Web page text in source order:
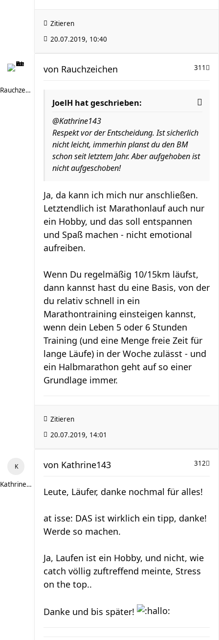
Zitieren
20.07.2019, 10:40
Rauchzeichen
311
von Rauchzeichen
JoelH hat geschrieben:
@Kathrine143
Respekt vor der Entscheidung. Ist sicherlich
nicht leicht, immerhin planst du den BM
schon seit letztem Jahr. Aber aufgehoben ist
nicht aufgeschoben!
Ja, da kann ich mich nur anschließen.
Letztendlich ist Marathonlauf auch nur
ein Hobby, und das soll entspannen
und Spaß machen - nicht emotional
aufreiben.
Wenn Du regelmäßig 10/15km läufst,
dann kannst hast du eine Basis, von der
du relativ schnell in ein
Marathontraining einsteigen kannst,
wenn dein Leben 5 oder 6 Stunden
Training (und eine Menge freie Zeit für
lange Läufe) in der Woche zulässt - und
ein Halbmarathon geht auf so einer
Grundlage immer.
Zitieren
20.07.2019, 14:01
Kathrine143
312
von Kathrine143
Leute, Läufer, danke nochmal für alles!
at isse: DAS ist wirklich ein tipp, danke!
Werde so machen.
Ja, Laufen ist ein Hobby, und nicht, wie
catch völlig zuftreffend meinte, Stress
on the top..
Danke und bis später!